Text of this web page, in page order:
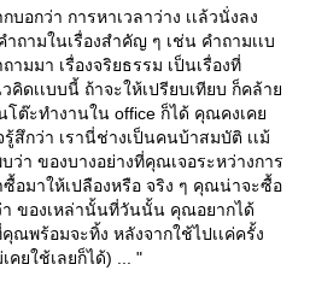
บอกว่า การหาเวลาว่าง เเล้วนั่งลง
ำถามในเรื่องสำคัญ ๆ เช่น คำถามเเบ
มมา เรื่องจริยธรรม เป็นเรื่องที่
คิดเเบบนี้ ถ้าจะให้เปรียบเทียบ ก็คล้า
โต๊ะทำงานใน office ก็ได้ คุณคงเค
กว่า เรานี่ช่างเป็นคนบ้าสมบัติ เเม้
ว่า ของบางอย่างที่คุณเจอระหว่างการ
มาให้เปลืองหรือ จริง ๆ คุณน่าจะซื้อ
ของเหล่านั้นที่วันนั้น คุณอยากได้
ณพร้อมจะทิ้ง หลังจากใช้ไปเเค่ครั้ง
คยใช้เลยก็ได้) ... "